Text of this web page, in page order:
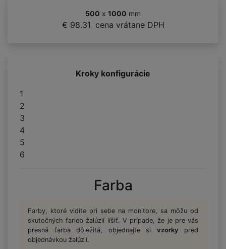
500 x 1000 mm
€ 98.31 cena vrátane DPH
Kroky konfigurácie
1
2
3
4
5
6
Farba
Farby, ktoré vidíte pri sebe na monitore, sa môžu od
skutočných farieb žalúzií líšiť. V prípade, že je pre vás
presná farba dôležitá, objednajte si vzorky pred
objednávkou žalúzií.